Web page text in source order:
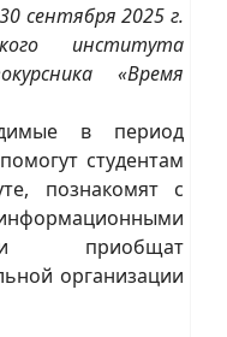
сентября 2025 г.
института
«Время
в период
студентам
познакомят с
приобщат
организации